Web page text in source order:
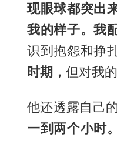
现眼球都突出
我的样子。我
识到抱怨和挣
时期， 但对我
他还透露自己
一到两个小时